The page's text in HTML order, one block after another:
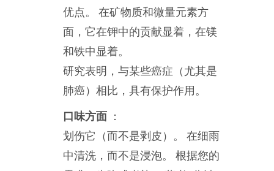
优点。 在矿物质和微量元素方
面，它在钾中的贡献显着，在镁
和铁中显着。
研究表明，与某些癌症（尤其是
肺癌）相比，具有保护作用。
口味方面 ：
划伤它（而不是剥皮）。 在细雨
中清洗，而不是浸泡。 根据您的